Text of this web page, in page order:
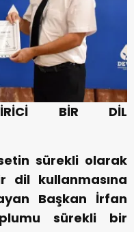
BİR DİL
sürekli olarak
dil kullanmasına
Başkan İrfan
sürekli bir